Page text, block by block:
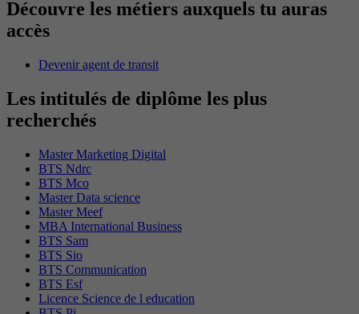
Découvre les métiers auxquels tu auras
accès
Devenir agent de transit
Les intitulés de diplôme les plus
recherchés
Master Marketing Digital
BTS Ndrc
BTS Mco
Master Data science
Master Meef
MBA International Business
BTS Sam
BTS Sio
BTS Communication
BTS Esf
Licence Science de l education